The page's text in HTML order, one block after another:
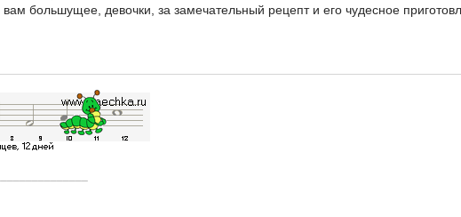
большущее, девочки, за замечательный рецепт и его чудесное